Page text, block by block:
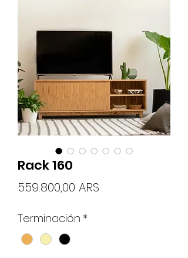
Rack 160
559.800,00 ARS
Terminación *